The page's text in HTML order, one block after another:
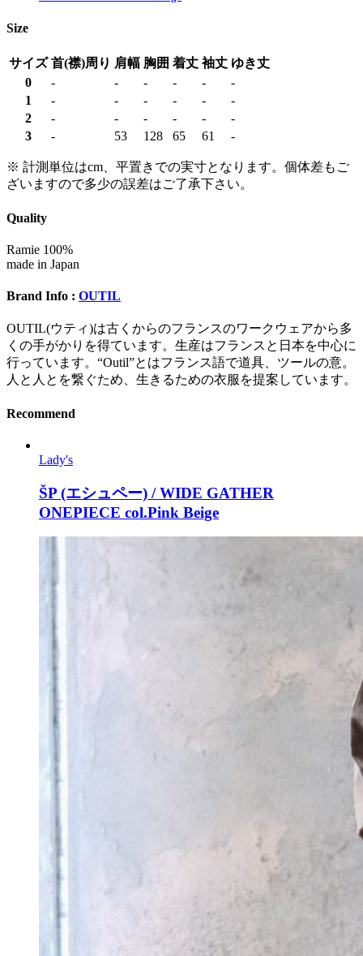
Size
サイズ 首(襟)周り 肩幅 胸囲 着丈 袖丈 ゆき丈
0
- - - - -
-
1
- - - - -
-
2
- - - - -
-
3
- 53 128 65 61 -
※ 計測単位はcm、平置きでの実寸となります。個体差もご
ざいますので多少の誤差はご了承下さい。
Quality
Ramie 100%
made in Japan
Brand Info : OUTIL
OUTIL(ウティ)は古くからのフランスのワークウェアから多
くの手がかりを得ています。生産はフランスと日本を中心に
行っています。“Outil”とはフランス語で道具、ツールの意。
人と人とを繋ぐため、生きるための衣服を提案しています。
Recommend
Lady's
ŠP (エシュペー) / WIDE GATHER
ONEPIECE col.Pink Beige